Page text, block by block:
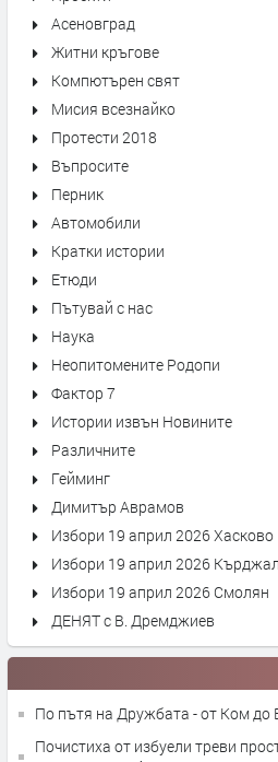
Асеновград
Житни кръгове
Компютърен свят
Мисия всезнайко
Протести 2018
Въпросите
Перник
Автомобили
Кратки истории
Етюди
Пътувай с нас
Наука
Неопитомените Родопи
Фактор 7
Истории извън Новините
Различните
Гейминг
Димитър Аврамов
Избори 19 април 2026 Хасково
Избори 19 април 2026
Избори 19 април 2026 Смолян
ДЕНЯТ с В. Дремджиев
По пътя на Дружбата - от Ком до
Почистиха от избуели треви